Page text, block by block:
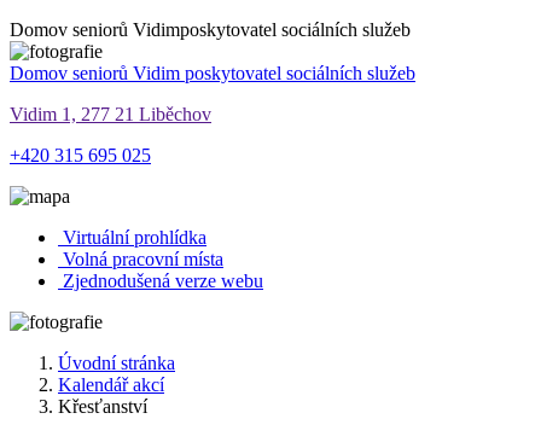
Domov seniorů Vidimposkytovatel sociálních služeb
Domov seniorů Vidim poskytovatel sociálních služeb
Vidim 1, 277 21 Liběchov
+420 315 695 025
Virtuální prohlídka
Volná pracovní místa
Zjednodušená verze webu
Úvodní stránka
Kalendář akcí
Křesťanství